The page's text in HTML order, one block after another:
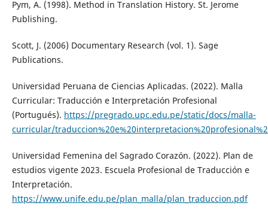
Pym, A. (1998). Method in Translation History. St. Jerome
Publishing.
Scott, J. (2006) Documentary Research (vol. 1). Sage
Publications.
Universidad Peruana de Ciencias Aplicadas. (2022). Malla
Curricular: Traducción e Interpretación Profesional
(Portugués). https://pregrado.upc.edu.pe/static/docs/malla-
curricular/
Universidad Femenina del Sagrado Corazón. (2022). Plan de
estudios vigente 2023. Escuela Profesional de Traducción e
Interpretación.
https://www.unife.edu.pe/plan_malla/plan_traduccion.pdf